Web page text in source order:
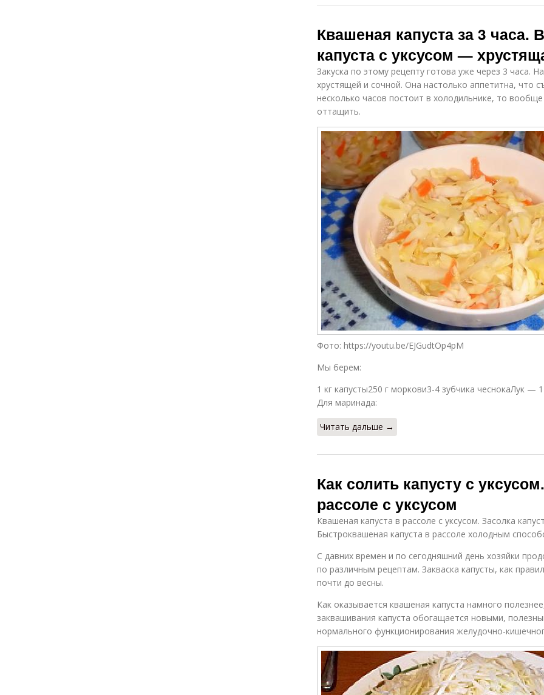
Посол с
уксусом
Рассол для
капусты
Капуста при
диабете
Капуста при
беременности
Масло с уксусом
Квашеная капуста за 3 часа.
капуста с уксусом —
Закуска по этому рецепту готова уже через 3 часа.
хрустящей и сочной. Она настолько аппетитна, что
несколько часов постоит в холодильнике, то
оттащить.
Фото: https://youtu.be/EJGudtOp4pM
Мы берем:
1 кг капусты250 г моркови3-4 зубчика чеснокаЛук —
Для маринада:
Читать дальше →
Как солить капусту с
рассоле с уксусом
Квашеная капуста в рассоле с уксусом. Засолка
Быстроквашеная капуста в рассоле холодным
С давних времен и по сегодняшний день хозяйки
по различным рецептам. Закваска капусты, как
почти до весны.
Как оказывается квашеная капуста намного
заквашивания капуста обогащается новыми,
нормального функционирования желудочно-